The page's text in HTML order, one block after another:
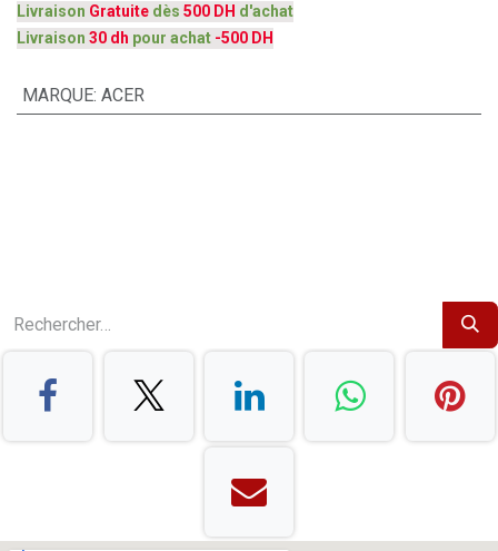
Livraison Gratuite dès 500 DH d'achat
Livraison 30 dh pour achat -500 DH
MARQUE: ACER